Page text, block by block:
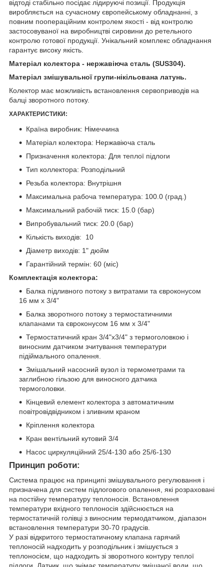
відтоді стабільно посідає лідируючі позиції. Продукція
виробляється на сучасному європейському обладнанні, з
повним поопераційним контролем якості - від контролю
застосовуваної на виробництві сировини до ретельного
контролю готової продукції. Унікальний комплекс обладнання
гарантує високу якість.
Матеріал колектора - нержавіюча сталь (SUS304).
Матеріал змішувальної групи-нікільована латунь.
Колектор має можливість встановлення сервоприводів на
балці зворотного потоку.
ХАРАКТЕРИСТИКИ:
Країна виробник: Німеччина
Матеріал колектора: Нержавіюча сталь
Призначення колектора: Для теплої підлоги
Тип коллектора: Розподільний
Резьба колектора: Внутрішня
Максимальна рабоча температура: 100.0 (град.)
Максимальний рабочій тиск: 15.0 (бар)
Випробувальний тиск: 20.0 (бар)
Кількість виходів: 10
Діаметр виходів: 1" дюйм
Гарантійний термін: 60 (міс)
Комплектація колектора:
Балка підливного потоку з витратами та євроконусом
16 мм х 3/4"
Балка зворотного потоку з термостатичними
клапанами та євроконусом 16 мм х 3/4"
Термостатичний кран 3/4"х3/4" з термоголовкою і
виносним датчиком зчитування температури
підіймального опалення.
Змішальний насосний вузол із термометрами та
заглибною гільзою для виносного датчика
термоголовки.
Кінцевий елемент колектора з автоматичним
повітровідвідником і зливним краном
Кріплення колектора
Кран вентільний кутовий 3/4
Насос циркуляційний 25/4-130 або 25/6-130
Принцип роботи:
Система працює на принципі змішувального регулювання і
призначена для систем підлогового опалення, які розраховані
на постійну температуру теплоносія. Встановлення
температури вхідного теплоносія здійснюється на
термостатичній голівці з виносним термодатчиком, діапазон
встановлення температури 30-70 градусів.
У разі відкритого термостатичному клапана гарячий
теплоносій надходить у розподільник і змішується з
теплоносієм, що надходить зі зворотного контуру теплої